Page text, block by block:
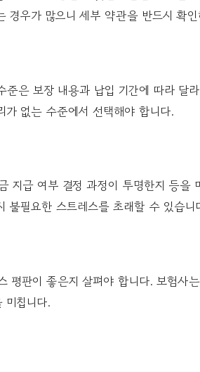
경우가 많으니 세부 약관을 반드시 확
은 보장 내용과 납입 기간에 따라 달
없는 수준에서 선택해야 합니다.
지급 여부 결정 과정이 투명한지 등을
불필요한 스트레스를 초래할 수 있습니
평판이 좋은지 살펴야 합니다. 보험사
미칩니다.